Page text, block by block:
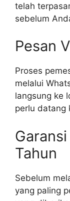
telah
sebelum
Pesan
Proses
melalui
langsung ke
perlu datang
Tahun
Sebelum
yang paling